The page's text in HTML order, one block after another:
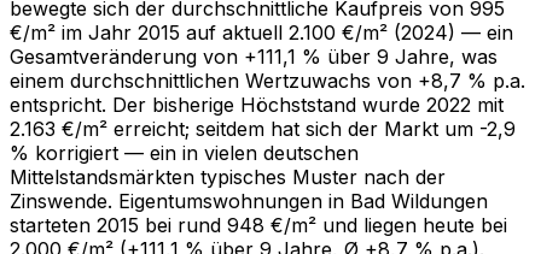
bewegte sich der durchschnittliche Kaufpreis von 995
€/m² im Jahr 2015 auf aktuell 2.100 €/m² (2024) — ein
Gesamtveränderung von +111,1 % über 9 Jahre, was
einem durchschnittlichen Wertzuwachs von +8,7 % p.a.
entspricht. Der bisherige Höchststand wurde 2022 mit
2.163 €/m² erreicht; seitdem hat sich der Markt um -2,9
% korrigiert — ein in vielen deutschen
Mittelstandsmärkten typisches Muster nach der
Zinswende. Eigentumswohnungen in Bad Wildungen
starteten 2015 bei rund 948 €/m² und liegen heute bei
2.000 €/m² (+111,1 % über 9 Jahre, Ø +8,7 % p.a.).